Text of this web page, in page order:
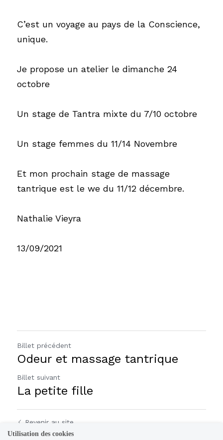
C’est un voyage au pays de la Conscience,
unique.
Je propose un atelier le dimanche 24
octobre
Un stage de Tantra mixte du 7/10 octobre
Un stage femmes du 11/14 Novembre
Et mon prochain stage de massage
tantrique est le we du 11/12 décembre.
Nathalie Vieyra
13/09/2021
Billet précédent
Odeur et massage tantrique
Billet suivant
La petite fille
Revenir au site
Utilisation des cookies